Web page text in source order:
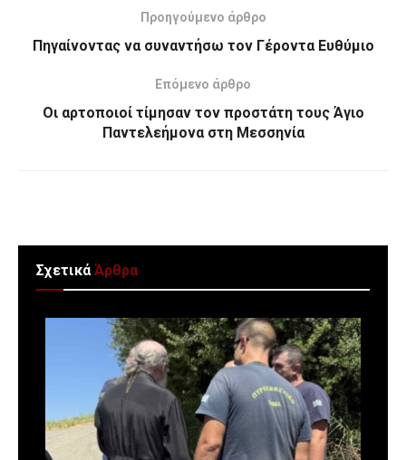
Προηγούμενο άρθρο
Πηγαίνοντας να συναντήσω τον Γέροντα Ευθύμιο
Επόμενο άρθρο
Οι αρτοποιοί τίμησαν τον προστάτη τους Άγιο
Παντελεήμονα στη Μεσσηνία
ΣχετικάΆρθρα